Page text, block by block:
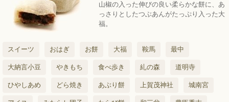
山椒の入った伸びの良い柔らかな餅に、あ
っさりとしたつぶあんがたっぷり入った大
福。
スイーツ おはぎ お餅 大福 鞍馬 最中
大納言小豆 やきもち 食べ歩き 糺の森 道明寺
ひやしあめ どら焼き あぶり餅 上賀茂神社 城南宮